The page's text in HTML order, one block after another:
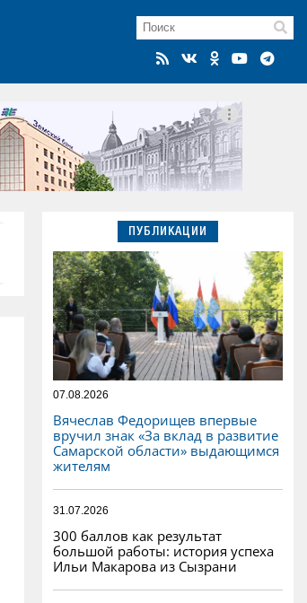
ПУБЛИКАЦИИ
07.08.2026
Вячеслав Федорищев впервые
вручил знак «За вклад в развитие
Самарской области» выдающимся
жителям
31.07.2026
300 баллов как результат
большой работы: история успеха
Ильи Макарова из Сызрани